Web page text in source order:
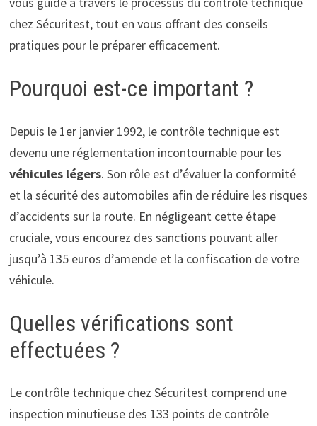
chez Sécuritest, tout en vous offrant des conseils
pratiques pour le préparer efficacement.
Pourquoi est-ce important ?
Depuis le 1er janvier 1992, le contrôle technique est
devenu une réglementation incontournable pour les
véhicules légers. Son rôle est d’évaluer la conformité
et la sécurité des automobiles afin de réduire les risques
d’accidents sur la route. En négligeant cette étape
cruciale, vous encourez des sanctions pouvant aller
jusqu’à 135 euros d’amende et la confiscation de votre
véhicule.
Quelles vérifications sont
effectuées ?
Le contrôle technique chez Sécuritest comprend une
inspection minutieuse des 133 points de contrôle